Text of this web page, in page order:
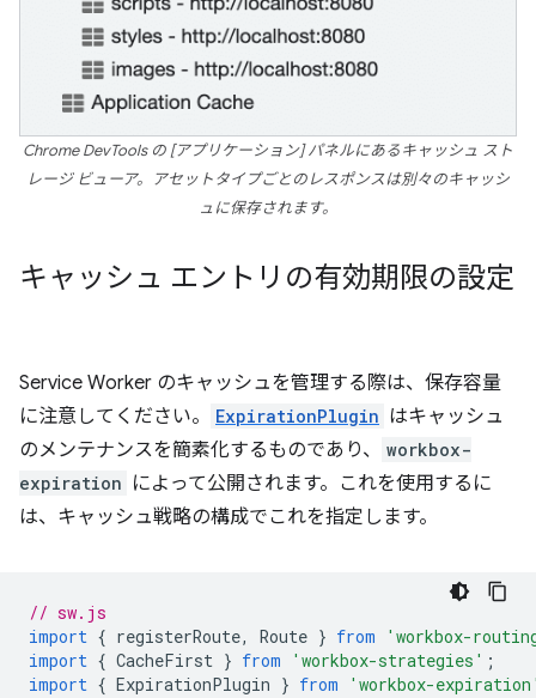
Chrome DevTools の [アプリケーション] パネルにあるキャッシュ スト
レージ ビューア。アセットタイプごとのレスポンスは別々のキャッシ
ュに保存されます。
キャッシュ エントリの有効期限の設定
Service Worker のキャッシュを管理する際は、保存容量
に注意してください。
ExpirationPlugin はキャッシュ
のメンテナンスを簡素化するものであり、
workbox-
expiration によって公開されます。これを使用するに
は、キャッシュ戦略の構成でこれを指定します。
// sw.js
import { registerRoute, Route } from
'workbox-
import { CacheFirst } from 'workbox-strategies' ;
import { ExpirationPlugin } from 'workbox-